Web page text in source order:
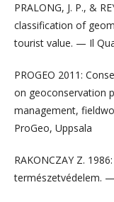
PRALONG, J. P., &
classification of
tourist value. — Il
PROGEO 2011:
on geoconservation
management,
ProGeo, Uppsala
RAKONCZAY Z.
természetvédelem.